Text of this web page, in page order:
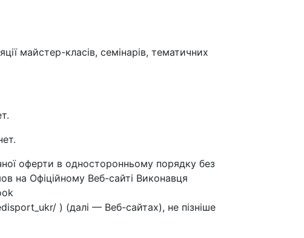
майстер-класів, семінарів, тематичних
оферти в односторонньому порядку без
на Офіційному Веб-сайті Виконавця
) (далі — Веб-сайтах), не пізніше